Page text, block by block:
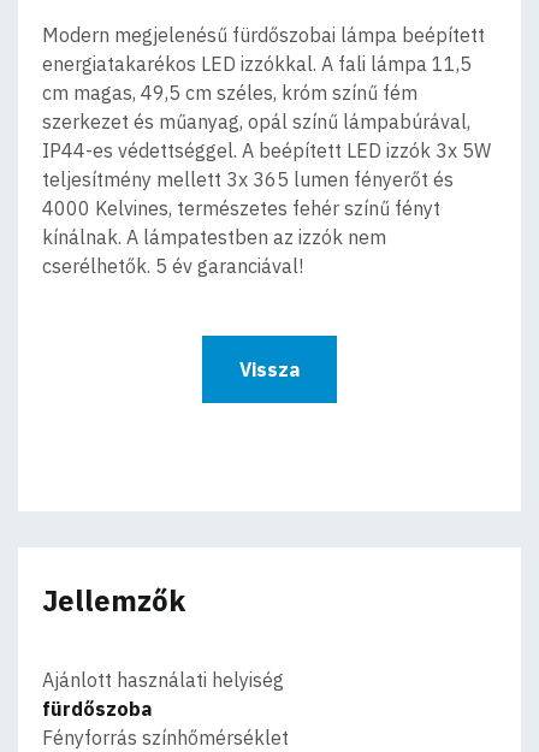
Modern megjelenésű fürdőszobai lámpa beépített
energiatakarékos LED izzókkal. A fali lámpa 11,5
cm magas, 49,5 cm széles, króm színű fém
szerkezet és műanyag, opál színű lámpabúrával,
IP44-es védettséggel. A beépített LED izzók 3x 5W
teljesítmény mellett 3x 365 lumen fényerőt és
4000 Kelvines, természetes fehér színű fényt
kínálnak. A lámpatestben az izzók nem
cserélhetők. 5 év garanciával!
Vissza
Jellemzők
Ajánlott használati helyiség
fürdőszoba
Fényforrás színhőmérséklet